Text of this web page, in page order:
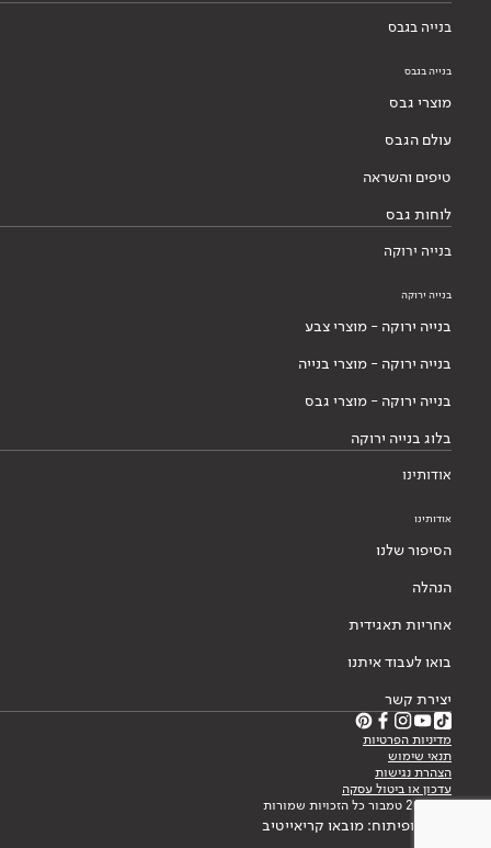
בנייה בגבס
בנייה בגבס
מוצרי גבס
עולם הגבס
טיפים והשראה
לוחות גבס
בנייה ירוקה
בנייה ירוקה
בנייה ירוקה - מוצרי צבע
בנייה ירוקה - מוצרי בנייה
בנייה ירוקה - מוצרי גבס
בלוג בנייה ירוקה
אודותינו
אודותינו
הסיפור שלנו
הנהלה
אחריות תאגידית
בואו לעבוד איתנו
יצירת קשר
מדיניות הפרטיות
תנאי שימוש
הצהרת נגישות
עדכון או ביטול עסקה
© 2026 טמבור כל הזכויות שמורות
עיצוב ופיתוח: מובאו קריאייטיב